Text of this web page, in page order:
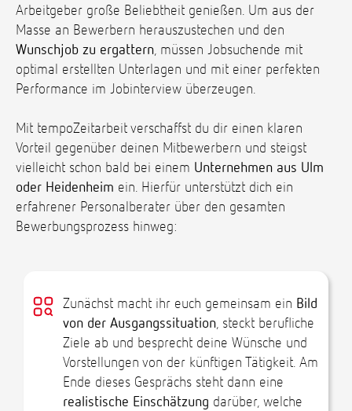
Arbeitgeber große Beliebtheit genießen. Um aus der
Masse an Bewerbern herauszustechen und den
Wunschjob zu ergattern, müssen Jobsuchende mit
optimal erstellten Unterlagen und mit einer perfekten
Performance im Jobinterview überzeugen.
Mit tempoZeitarbeit verschaffst du dir einen klaren
Vorteil gegenüber deinen Mitbewerbern und steigst
vielleicht schon bald bei einem Unternehmen aus Ulm
oder Heidenheim ein. Hierfür unterstützt dich ein
erfahrener Personalberater über den gesamten
Bewerbungsprozess hinweg:
Zunächst macht ihr euch gemeinsam ein Bild
von der Ausgangssituation, steckt berufliche
Ziele ab und besprecht deine Wünsche und
Vorstellungen von der künftigen Tätigkeit. Am
Ende dieses Gesprächs steht dann eine
realistische Einschätzung darüber, welche